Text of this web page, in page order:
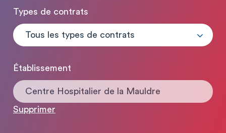
Types de contrats
Tous les types de contrats
Établissement
Centre Hospitalier de la Mauldre
Supprimer